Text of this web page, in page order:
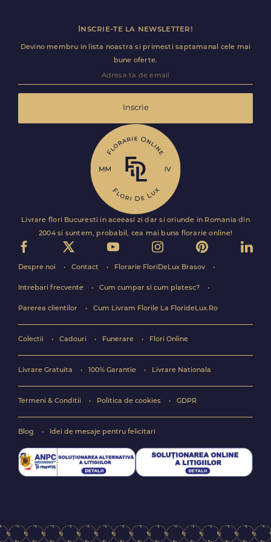
Inscrie-te la newsletter!
Devino membru in lista noastra si primesti saptamanal cele mai
bune oferte.
Inscrie
Livrare flori Bucuresti in aceeasi zi dar si oriunde in Romania din
2004 si suntem, probabil, cea mai buna florarie online!
Despre noi Contact Florarie FloriDeLux Brasov
Intrebari frecvente Cum cumpar si cum platesc?
Parerea clientilor Cum Livram Florile La FlorideLux.Ro
Colectii Cadouri Funerare Flori Online
Livrare Gratuita 100% Garantie Livrare Nationala
Termeni & Conditii Politica de cookies GDPR
Blog Idei de mesaje pentru felicitari